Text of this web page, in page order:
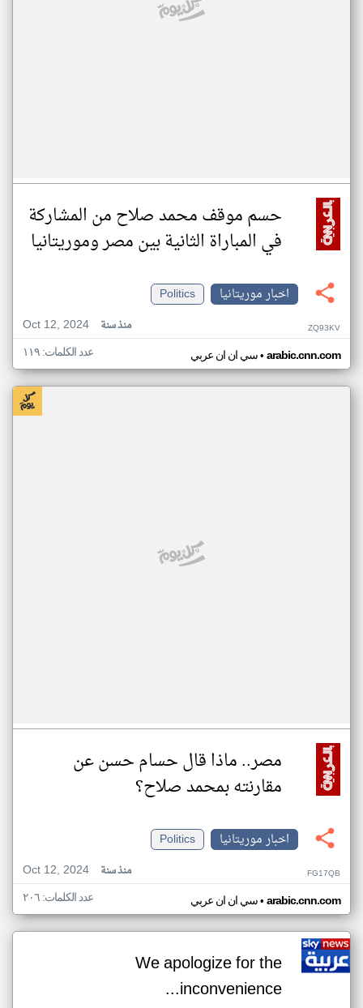
حسم موقف محمد صلاح من المشاركة
في المباراة الثانية بين مصر وموريتانيا
اخبار موريتانيا
Politics
Oct 12, 2024
منذ سنة ZQ93KV
سي ان ان عربي• arabic.cnn.com عدد الكلمات: ١١٩
مصر.. ماذا قال حسام حسن عن
مقارنته بمحمد صلاح؟
اخبار موريتانيا
Politics
Oct 12, 2024
منذ سنة FG17QB
سي ان ان عربي• arabic.cnn.com عدد الكلمات: ٢٠٦
We apologize for the
inconvenience...